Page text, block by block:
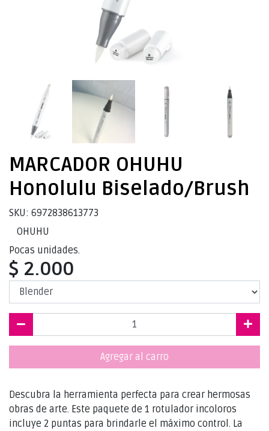
MARCADOR OHUHU
Honolulu Biselado/Brush
SKU: 6972838613773
OHUHU
Pocas unidades.
$ 2.000
Agregar al carro
Descubra la herramienta perfecta para crear hermosas
obras de arte. Este paquete de 1 rotulador incoloros
incluye 2 puntas para brindarle el máximo control. La